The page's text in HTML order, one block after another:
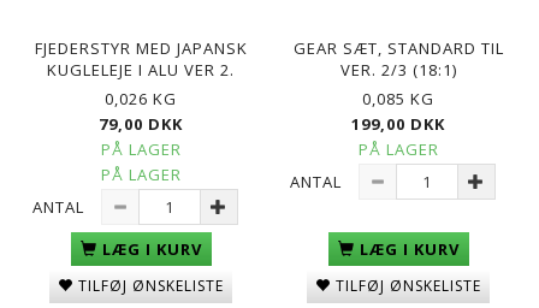
FJEDERSTYR MED JAPANSK
KUGLELEJE I ALU VER 2.
0,026 KG
79,00 DKK
PÅ LAGER
PÅ LAGER
ANTAL
LÆG I KURV
TILFØJ ØNSKELISTE
GEAR SÆT, STANDARD TIL
VER. 2/3 (18:1)
0,085 KG
199,00 DKK
PÅ LAGER
ANTAL
LÆG I KURV
TILFØJ ØNSKELISTE